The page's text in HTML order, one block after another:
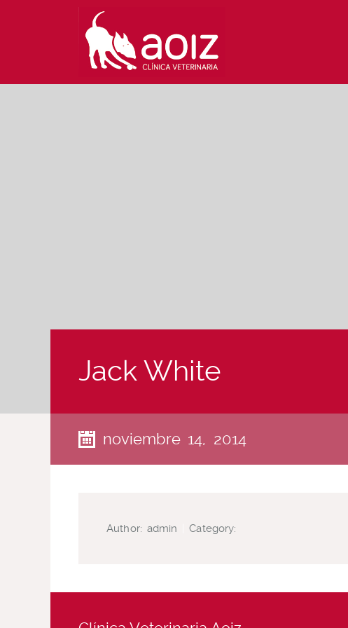
Jack White
noviembre 14, 2014
Author:admin |Category: